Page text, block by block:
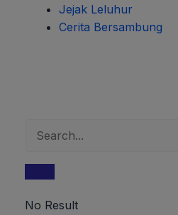
Jejak Leluhur
Cerita Bersambung
No Result